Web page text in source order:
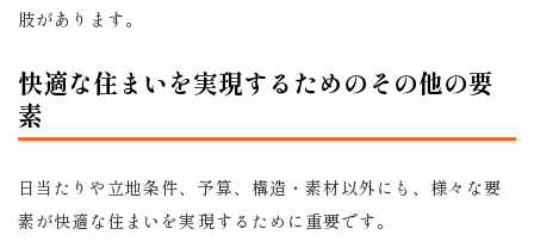
肢があります。
快適な住まいを実現するためのその他の要
素
日当たりや立地条件、予算、構造・素材以外にも、様々な要
素が快適な住まいを実現するために重要です。